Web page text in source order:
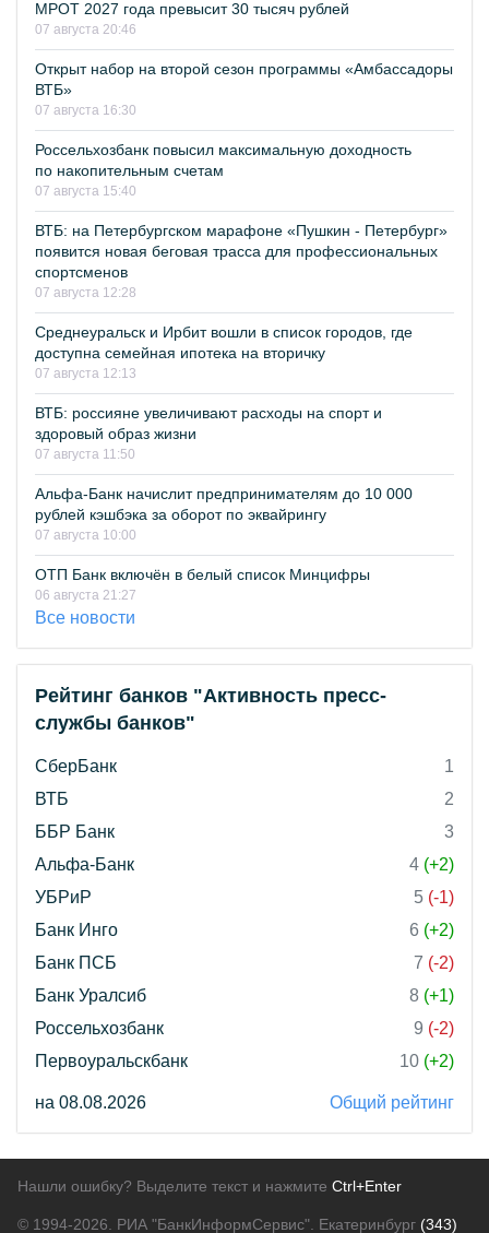
МРОТ 2027 года превысит 30 тысяч рублей
07 августа 20:46
Открыт набор на второй сезон программы «Амбассадоры
ВТБ»
07 августа 16:30
Россельхозбанк повысил максимальную доходность
по накопительным счетам
07 августа 15:40
ВТБ: на Петербургском марафоне «Пушкин - Петербург»
появится новая беговая трасса для профессиональных
спортсменов
07 августа 12:28
Среднеуральск и Ирбит вошли в список городов, где
доступна семейная ипотека на вторичку
07 августа 12:13
ВТБ: россияне увеличивают расходы на спорт и
здоровый образ жизни
07 августа 11:50
Альфа-Банк начислит предпринимателям до 10 000
рублей кэшбэка за оборот по эквайрингу
07 августа 10:00
ОТП Банк включён в белый список Минцифры
06 августа 21:27
Все новости
Рейтинг банков "Активность пресс-
службы банков"
СберБанк
1
ВТБ
2
ББР Банк
3
Альфа-Банк
4 (+2)
УБРиР
5 (-1)
Банк Инго
6 (+2)
Банк ПСБ
7 (-2)
Банк Уралсиб
8 (+1)
Россельхозбанк
9 (-2)
Первоуральскбанк
10 (+2)
на 08.08.2026 Общий рейтинг
Нашли ошибку? Выделите текст и нажмите Ctrl+Enter
© 1994-2026. РИА "БанкИнформСервис". Екатеринбург (343)